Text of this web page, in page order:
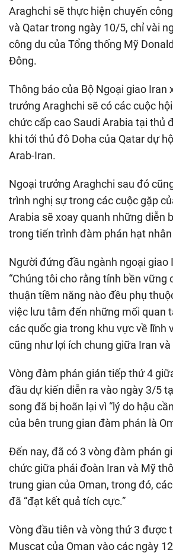
Araghchi sẽ thực hiện chuyến
và Qatar trong ngày 10/5, chỉ vài
công du của Tổng thống Mỹ
Đông.
Thông báo của Bộ Ngoại giao Iran
trưởng Araghchi sẽ có các cuộc
chức cấp cao Saudi Arabia tại thủ
khi tới thủ đô Doha của Qatar dự
Arab-Iran.
Ngoại trưởng Araghchi sau đó
trình nghị sự trong các cuộc gặp
Arabia sẽ xoay quanh những diễn
trong tiến trình đàm phán hạt
Người đứng đầu ngành ngoại giao
“Chúng tôi cho rằng tính bền vững
thuận tiềm năng nào đều phụ
việc lưu tâm đến những mối quan
các quốc gia trong khu vực về lĩnh
cũng như lợi ích chung giữa Iran và
Vòng đàm phán gián tiếp thứ 4
đầu dự kiến diễn ra vào ngày 3/5
song đã bị hoãn lại vì “lý do hậu
của bên trung gian đàm phán là
Đến nay, đã có 3 vòng đàm phán
chức giữa phái đoàn Iran và Mỹ
trung gian của Oman, trong đó,
đã “đạt kết quả tích cực.”
Vòng đầu tiên và vòng thứ 3 được
Muscat của Oman vào các ngày